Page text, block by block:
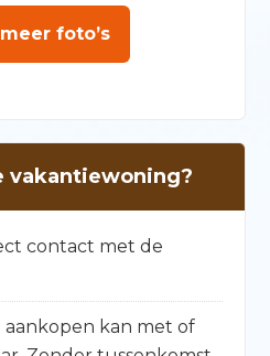
foto’s
vakantiewoning?
contact met de
aankopen kan met of